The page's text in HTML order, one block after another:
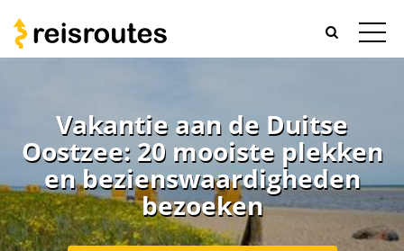
Vakantie aan de Duitse
Oostzee: 20 mooiste plekken
en bezienswaardigheden
bezoeken